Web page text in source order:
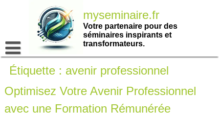
myseminaire.fr
Votre partenaire pour des
séminaires inspirants et
transformateurs.
Étiquette : avenir professionnel
Optimisez Votre Avenir Professionnel
avec une Formation Rémunérée